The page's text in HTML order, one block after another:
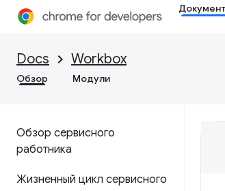
Docs Workbox
Обзор Модули
Обзор сервисного
работника
Жизненный цикл сервисного